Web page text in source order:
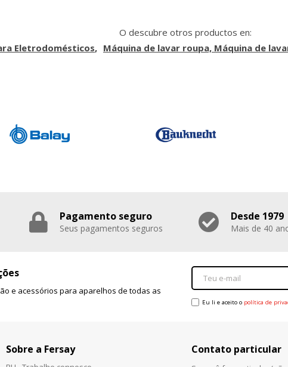
O descubre otros productos en:
Eletrodomésticos
Máquina de lavar roupa, Máquina de
Pagamento seguro
Seus pagamentos seguros
Desde 1979
Mais de 40
e acessórios para aparelhos de todas as
Eu li e aceito o política de
Sobre a Fersay Contato particular